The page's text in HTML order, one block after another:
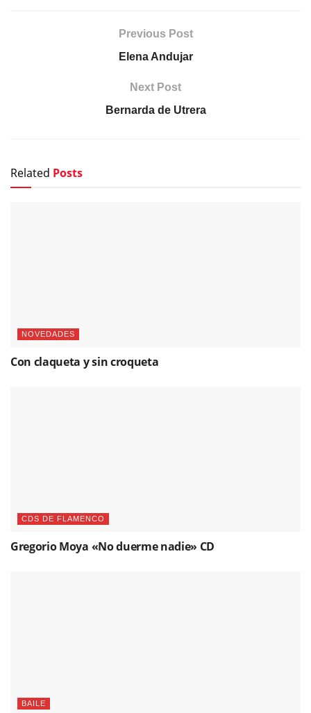
Previous Post
Elena Andujar
Next Post
Bernarda de Utrera
Related Posts
NOVEDADES
Con claqueta y sin croqueta
CDS DE FLAMENCO
Gregorio Moya «No duerme nadie» CD
BAILE